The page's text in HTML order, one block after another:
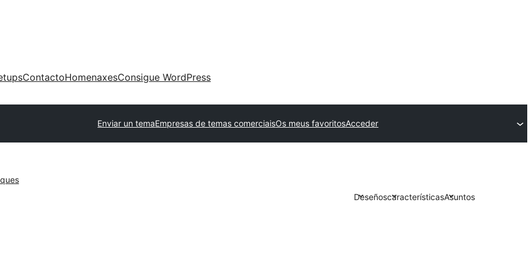
ContactoHomenaxesConsigue WordPress
Enviar un temaEmpresas de temas comerciaisOs meus favoritosAcceder
DeseñoscaracterísticasAsuntos